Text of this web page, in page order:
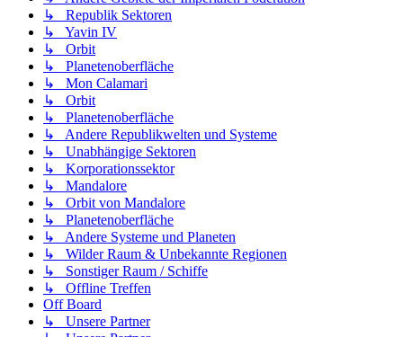
↳ Republik Sektoren
↳ Yavin IV
↳ Orbit
↳ Planetenoberfläche
↳ Mon Calamari
↳ Orbit
↳ Planetenoberfläche
↳ Andere Republikwelten und Systeme
↳ Unabhängige Sektoren
↳ Korporationssektor
↳ Mandalore
↳ Orbit von Mandalore
↳ Planetenoberfläche
↳ Andere Systeme und Planeten
↳ Wilder Raum & Unbekannte Regionen
↳ Sonstiger Raum / Schiffe
↳ Offline Treffen
Off Board
↳ Unsere Partner